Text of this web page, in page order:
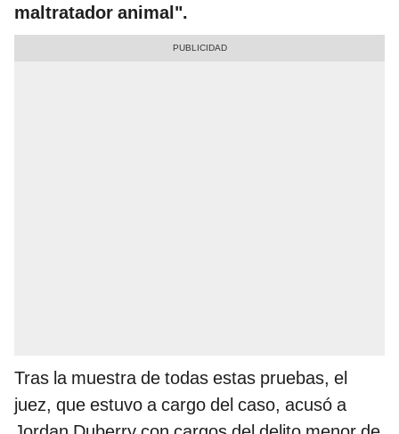
maltratador animal".
Tras la muestra de todas estas pruebas, el
juez, que estuvo a cargo del caso, acusó a